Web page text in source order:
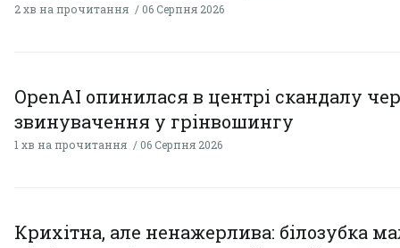
2 хв на прочитання 06 Серпня 2026
OpenAI опинилася в центрі скандалу
звинувачення у грінвошингу
1 хв на прочитання 06 Серпня 2026
Крихітна, але ненажерлива: білозубка